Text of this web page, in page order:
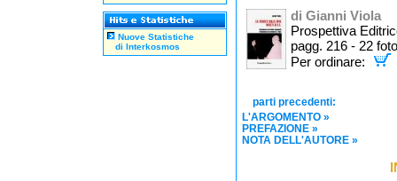
Nuove Statistiche
di Interkosmos
di Gianni Viola
Prospettiva
pagg. 216 - 22
Per ordinare:
parti precedenti:
L'ARGOMENTO »
PREFAZIONE »
NOTA DELL'AUTORE »